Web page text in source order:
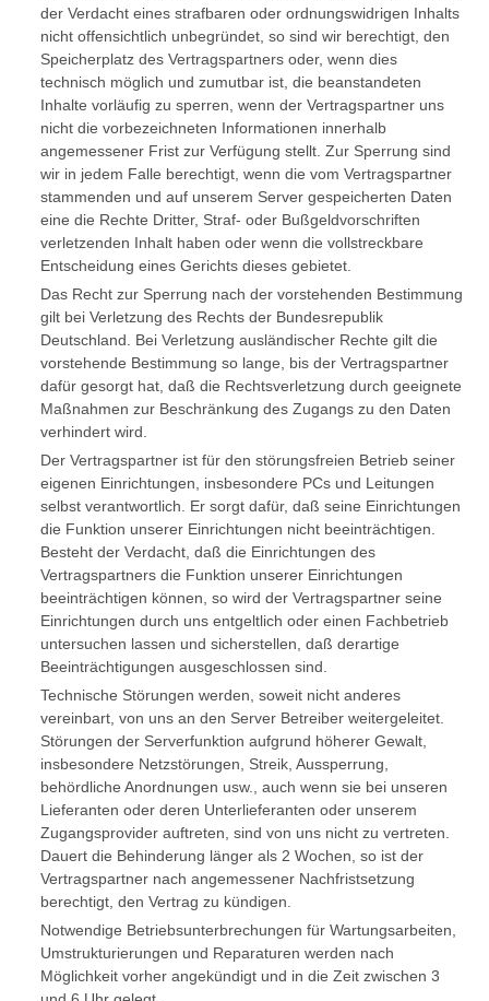
der Verdacht eines strafbaren oder ordnungswidrigen Inhalts
nicht offensichtlich unbegründet, so sind wir berechtigt, den
Speicherplatz des Vertragspartners oder, wenn dies
technisch möglich und zumutbar ist, die beanstandeten
Inhalte vorläufig zu sperren, wenn der Vertragspartner uns
nicht die vorbezeichneten Informationen innerhalb
angemessener Frist zur Verfügung stellt. Zur Sperrung sind
wir in jedem Falle berechtigt, wenn die vom Vertragspartner
stammenden und auf unserem Server gespeicherten Daten
eine die Rechte Dritter, Straf- oder Bußgeldvorschriften
verletzenden Inhalt haben oder wenn die vollstreckbare
Entscheidung eines Gerichts dieses gebietet.
Das Recht zur Sperrung nach der vorstehenden Bestimmung
gilt bei Verletzung des Rechts der Bundesrepublik
Deutschland. Bei Verletzung ausländischer Rechte gilt die
vorstehende Bestimmung so lange, bis der Vertragspartner
dafür gesorgt hat, daß die Rechtsverletzung durch geeignete
Maßnahmen zur Beschränkung des Zugangs zu den Daten
verhindert wird.
Der Vertragspartner ist für den störungsfreien Betrieb seiner
eigenen Einrichtungen, insbesondere PCs und Leitungen
selbst verantwortlich. Er sorgt dafür, daß seine Einrichtungen
die Funktion unserer Einrichtungen nicht beeinträchtigen.
Besteht der Verdacht, daß die Einrichtungen des
Vertragspartners die Funktion unserer Einrichtungen
beeinträchtigen können, so wird der Vertragspartner seine
Einrichtungen durch uns entgeltlich oder einen Fachbetrieb
untersuchen lassen und sicherstellen, daß derartige
Beeinträchtigungen ausgeschlossen sind.
Technische Störungen werden, soweit nicht anderes
vereinbart, von uns an den Server Betreiber weitergeleitet.
Störungen der Serverfunktion aufgrund höherer Gewalt,
insbesondere Netzstörungen, Streik, Aussperrung,
behördliche Anordnungen usw., auch wenn sie bei unseren
Lieferanten oder deren Unterlieferanten oder unserem
Zugangsprovider auftreten, sind von uns nicht zu vertreten.
Dauert die Behinderung länger als 2 Wochen, so ist der
Vertragspartner nach angemessener Nachfristsetzung
berechtigt, den Vertrag zu kündigen.
Notwendige Betriebsunterbrechungen für Wartungsarbeiten,
Umstrukturierungen und Reparaturen werden nach
Möglichkeit vorher angekündigt und in die Zeit zwischen 3